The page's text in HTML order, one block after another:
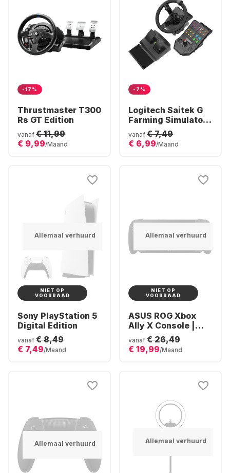
-17%
Thrustmaster T300
Rs GT Edition
vanaf € 11,99
€ 9,99/Maand
-7%
Logitech Saitek G
Farming Simulator
Controller
vanaf € 7,49
€ 6,99/Maand
Allemaal verhuurd
NIET OP
VOORRAAD
Sony PlayStation 5
Digital Edition
vanaf € 8,49
€ 7,49/Maand
Allemaal verhuurd
NIET OP
VOORRAAD
ASUS ROG Xbox
Ally X Console |
Ryzen AI Z2
Extreme 24GB | 1TB
SSD
vanaf € 26,49
€ 19,99/Maand
Allemaal verhuurd Allemaal verhuurd